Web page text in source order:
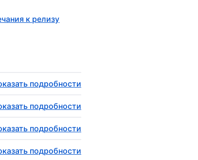
к релизу
подробности
подробности
подробности
подробности